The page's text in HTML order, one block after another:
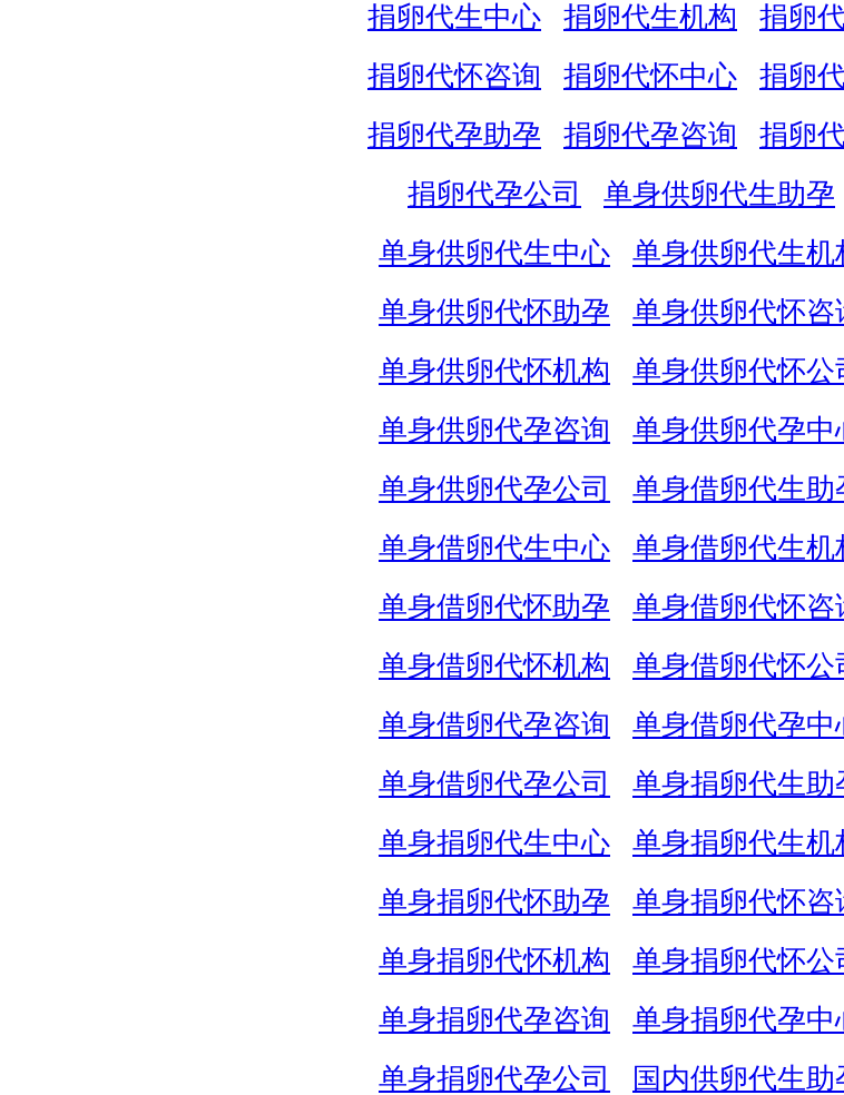
捐卵代生中心
捐卵代生机构 捐卵
捐卵代怀咨询
捐卵代怀中心 捐卵
捐卵代孕助孕
捐卵代孕咨询 捐卵
捐卵代孕公司
单身供卵代生助孕
单身供卵代生中心
单身供卵代生机
单身供卵代怀助孕
单身供卵代怀咨
单身供卵代怀机构
单身供卵代怀公
单身供卵代孕咨询
单身供卵代孕中
单身供卵代孕公司
单身借卵代生助
单身借卵代生中心
单身借卵代生机
单身借卵代怀助孕
单身借卵代怀咨
单身借卵代怀机构
单身借卵代怀公
单身借卵代孕咨询
单身借卵代孕中
单身借卵代孕公司
单身捐卵代生助
单身捐卵代生中心
单身捐卵代生机
单身捐卵代怀助孕
单身捐卵代怀咨
单身捐卵代怀机构
单身捐卵代怀公
单身捐卵代孕咨询
单身捐卵代孕中
单身捐卵代孕公司
国内供卵代生助